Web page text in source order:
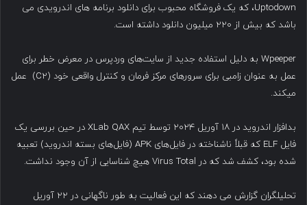
ک
د
ل
Uptodown، که یک فروشگاه محبوب برای دانلود برنامه های اندرویدی می
باشد که بیش از ۲۲۰ میلیون دانلود داشته است.
Wpeeper به دلیل استفاده جدید از سایت‌های وردپرس در معرض خطر برای
عمل به عنوان زامبی برای سرورهای مرکز فرمان و کنترل واقعی خود (C2) عمل
میکند.
بدافزار اندروید در ۱۸ آوریل ۲۰۲۴ توسط تیم XLab QAX در حین بررسی یک
فایل ELF که قبلاً ناشناخته در فایل‌های APK (فایل‌های بسته اندروید) تعبیه
شده بود، کشف شد که در Virus Total هیچ شناسایی از آن وجود نداشت.
تحلیلگران گزارش می دهند که این فعالیت به طور ناگهانی در ۲۲ آوریل